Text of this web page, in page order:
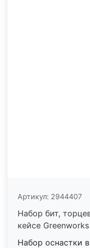
Артикул: 2944407
Набор бит,
кейсе
Набор оснастки